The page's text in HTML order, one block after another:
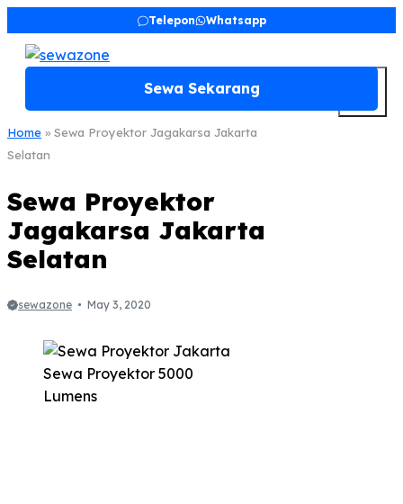
content
Telepon Whatsapp
Sewa Sekarang
Home » Sewa Proyektor Jagakarsa Jakarta
Selatan
Sewa Proyektor
Jagakarsa Jakarta
Selatan
sewazone May 3, 2020
Sewa Proyektor 5000
Lumens